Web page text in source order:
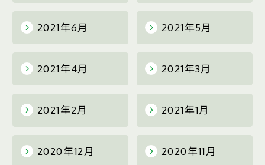
2021年6月 2021年5月
2021年4月 2021年3月
2021年2月 2021年1月
2020年12月 2020年11月